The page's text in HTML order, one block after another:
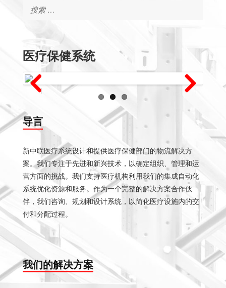
医疗保健系统
P
导言
新中联医疗系统设计和提供医疗保健部门的物流解决方
案。我们专注于先进和新兴技术，以确定组织、管理和运
营方面的挑战。我们支持医疗机构利用我们的集成自动化
系统优化资源和服务。作为一个完整的解决方案合作伙
伴，我们咨询、规划和设计系统，以简化医疗设施内的交
付和分配过程。
我们的解决方案